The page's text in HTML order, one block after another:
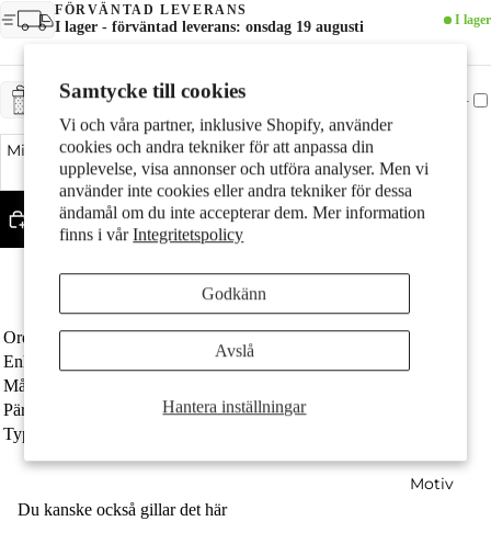
Samtycke till cookies
Vi och våra partner, inklusive Shopify, använder
cookies och andra tekniker för att anpassa din
upplevelse, visa annonser och utföra analyser. Men vi
använder inte cookies eller andra tekniker för dessa
ändamål om du inte accepterar dem. Mer information
finns i vårIntegritetspolicy
Hantera inställningar
Godkänn
Avslå
Motiv
FÖRVÄNTAD LEVERANS
I lager - förväntad leverans: onsdag 19 augusti I lager
PRESENTTJÄNST + CHF 5.-
Minska kvantitet
Öka kvantitet
Lägg till i varukorgen
Pärldiametern är till
Ordernummer
609262
Enhet
Målgrupp
Pärlor
Sötvattensodlad pärla 8-8.5 mm
Typ av smycken
Du kanske också gillar det här